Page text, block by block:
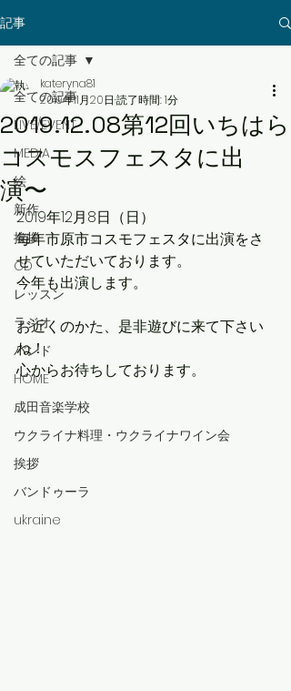
記事
全ての記事
LIVE/EVENT
MEDIA
絵
新作
挨拶
CD
レッスン
ラジオ
バンド
HOME
成田音楽学校
ウクライナ料理・ウクライナワイン会
挨拶
バンドゥーラ
ukraine
全ての記事
2019.12.08第12回いちはら
コスモスフェスタに出
演〜
kateryna81
2019年11月20日 読了時間: 1分
2019年12月8日（日）
毎年市原市コスモフェスタに出演をさ
せていただいております。
今年も出演します。
お近くのかた、是非遊びに来て下さい
ね！
心からお待ちしております。